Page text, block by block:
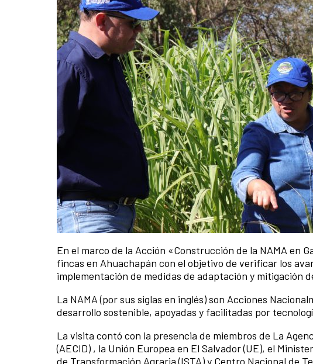
En el marco de la Acción «Construcción de la NAMA en
fincas en Ahuachapán con el objetivo de verificar los
implementación de medidas de adaptación y mitigación
La NAMA (por sus siglas en inglés) son Acciones
desarrollo sostenible, apoyadas y facilitadas por
La visita contó con la presencia de miembros de La
(AECID) , la Unión Europea en El Salvador (UE), el
de Transformación Agraria (ISTA) y Centro Nacional de